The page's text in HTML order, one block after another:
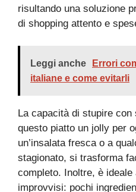
risultando una soluzione
di shopping attento e
Leggi anche
Errori
italiane e come evitarli
La capacità di stupire con
questo piatto un jolly per
un’insalata fresca o a
stagionato, si trasforma
completo. Inoltre, è
improvvisi: pochi